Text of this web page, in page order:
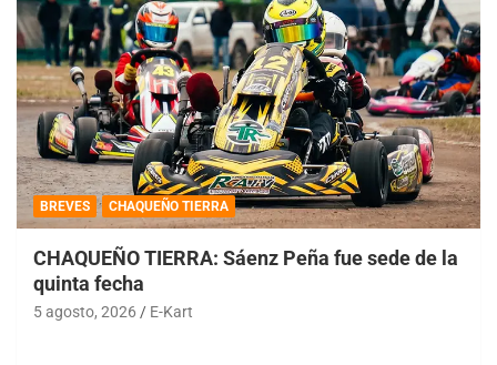
BREVES CHAQUEÑO TIERRA
CHAQUEÑO TIERRA: Sáenz Peña fue sede de la
quinta fecha
5 agosto, 2026 E-Kart